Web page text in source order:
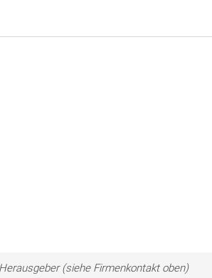
(siehe Firmenkontakt oben)